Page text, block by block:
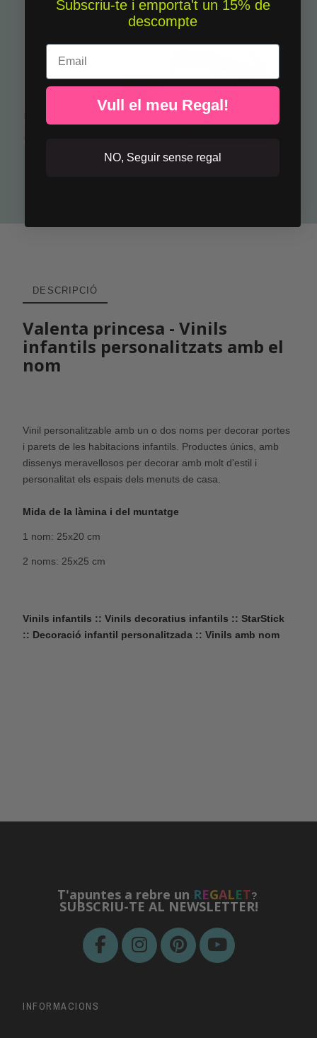
DESCRIPCIÓ
Valenta princesa - Vinils
infantils personalitzats amb el
nom
Vinil personalitzable amb un o dos noms per decorar portes
i parets de les habitacions infantils. Productes únics, amb
dissenys meravellosos per decorar amb molt d'estil i
personalitat els espais dels menuts de casa.
Mida de la làmina i del muntatge
1 nom: 25x20 cm
2 noms: 25x25 cm
Vinils infantils :: Vinils decoratius infantils :: StarStick
:: Decoració infantil personalitzada :: Vinils amb nom
T'apuntes a rebre un REGALET?
SUBSCRIU-TE AL NEWSLETTER!
INFORMACIONS
Subscriu-te i emporta't un 15% de
descompte
Email
Vull el meu Regal!
NO, Seguir sense regal